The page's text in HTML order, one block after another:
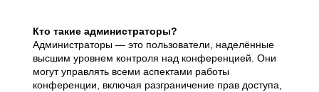
Кто такие администраторы?
Администраторы — это пользователи, наделённые
высшим уровнем контроля над конференцией. Они
могут управлять всеми аспектами работы
конференции, включая разграничение прав доступа,